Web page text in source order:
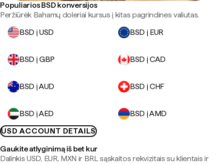
Populiarios BSD konversijos
Peržiūrėk Bahamų doleriai kursus į kitas pagrindines valiutas.
BSD į USD
BSD į EUR
BSD į GBP BSD į CAD
BSD į AUD BSD į CHF
BSD į AED
BSD į AMD
USD ACCOUNT DETAILS
Gaukite atlyginimą iš bet kur
Dalinkis USD, EUR, MXN ir BRL sąskaitos rekvizitais su klientais ir